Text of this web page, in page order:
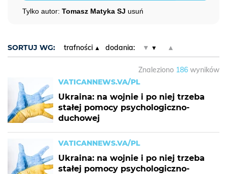
Tylko autor: Tomasz Matyka SJ usuń
SORTUJ WG: trafności dodania: ▼ ▲
Znaleziono 186 wyników
VATICANNEWS.VA/PL
Ukraina: na wojnie i po niej trzeba
stałej pomocy psychologiczno-
duchowej
VATICANNEWS.VA/PL
Ukraina: na wojnie i po niej trzeba
stałej pomocy psychologiczno-